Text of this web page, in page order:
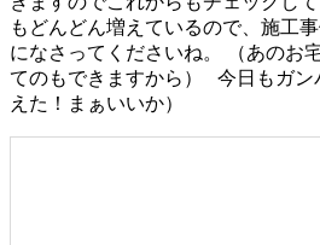
もどんどん増えているので、施工
になさってくださいね。 （あのお
てのもできますから） 今日もガ
えた！まぁいいか）